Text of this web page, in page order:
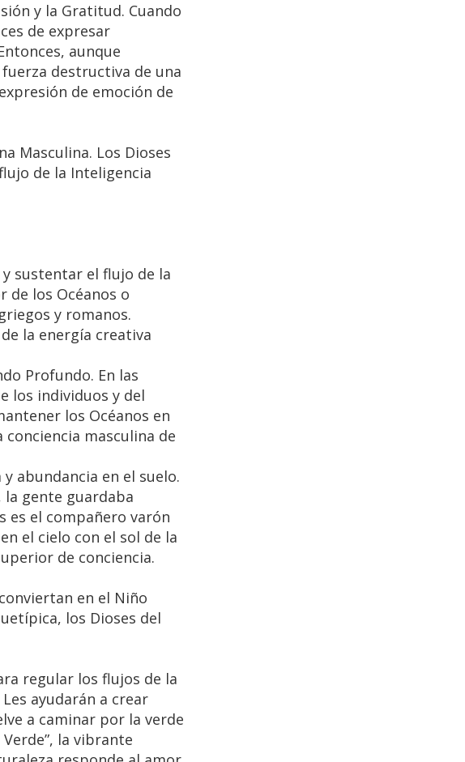
y la Gratitud. Cuando
de expresar
aunque
destructiva de una
de emoción de
Masculina. Los Dioses
de la Inteligencia
sustentar el flujo de la
de los Océanos o
y romanos.
la energía creativa
Profundo. En las
los individuos y del
los Océanos en
masculina de
abundancia en el suelo.
la gente guardaba
es el compañero varón
el cielo con el sol de la
de conciencia.
en el Niño
los Dioses del
regular los flujos de la
ayudarán a crear
a caminar por la verde
la vibrante